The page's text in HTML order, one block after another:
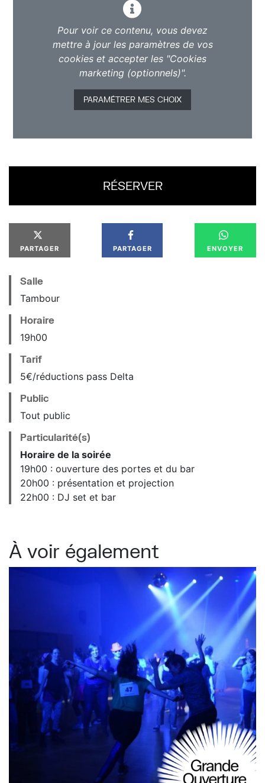
Pour voir ce contenu, vous devez
mettre à jour les paramètres de vos
cookies et accepter les "Cookies
marketing (optionnels)".
PARAMÉTRER MES CHOIX
RÉSERVER
PARTAGER PARTAGER ENVOYER
Salle
Tambour
Horaire
19h00
Tarif
5€/réductions pass Delta
Public
Tout public
Particularité(s)
Horaire de la soirée
19h00 : ouverture des portes et du bar
20h00 : présentation et projection
22h00 : DJ set et bar
À voir également